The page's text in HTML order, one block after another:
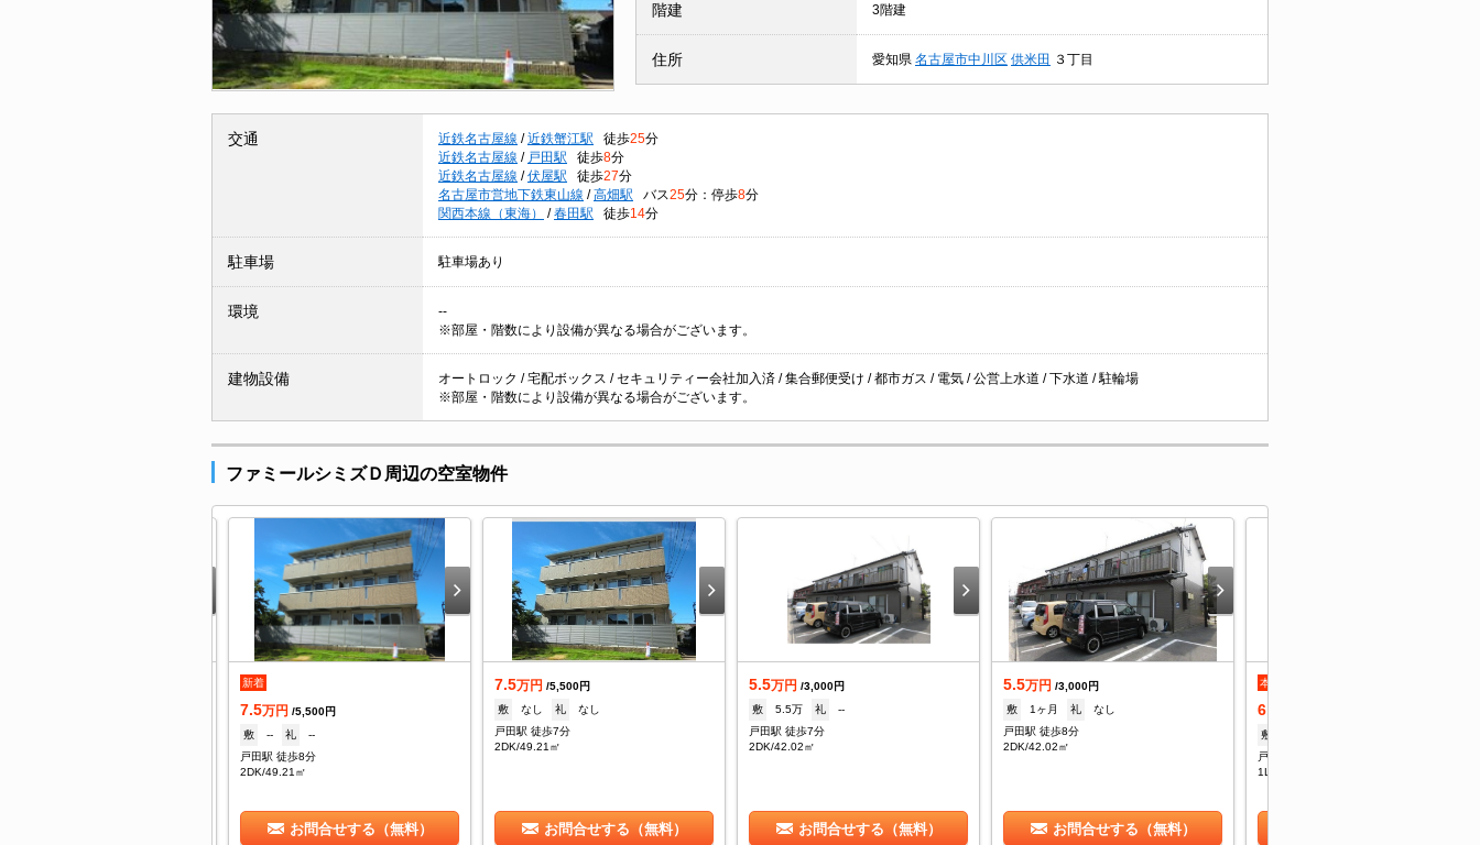
階建 3階建
住所 愛知県 名古屋市中川区 供米田 ３丁目
交通 近鉄名古屋線 / 近鉄蟹江駅 徒歩25分
近鉄名古屋線 / 戸田駅 徒歩8分
近鉄名古屋線 / 伏屋駅 徒歩27分
名古屋市営地下鉄東山線 / 高畑駅 バス25分：停歩8分
関西本線（東海）
/ 春田駅 徒歩14分
駐車場 駐車場あり
環境
--
※部屋・階数により設備が異なる場合がございます。
建物設備
オートロック / 宅配ボックス / セキュリティー会社加入済 / 集合郵便受け / 都市ガス / 電気 / 公営上水道 / 下水道 / 駐輪場
※部屋・階数により設備が異なる場合がございます。
ファミールシミズＤ周辺の空室物件
新着
7.5万円 /5,500円
敷
-- 礼
--
戸田駅 徒歩8分
2DK/49.21㎡
お問合せする（無料）
7.5万円 /5,500円
敷
なし 礼
なし
戸田駅 徒歩7分
2DK/49.21㎡
お問合せする（無料）
5.5万円 /3,000円
敷
5.5万 礼
--
戸田駅 徒歩7分
2DK/42.02㎡
お問合せする（無料）
5.5万円 /3,000円
敷
1ヶ月 礼
なし
戸田駅 徒歩8分
2DK/42.02㎡
お問合せする（無料）
本日の新着
6.8
敷
戸田駅 徒歩6分
1LDK/45.54㎡